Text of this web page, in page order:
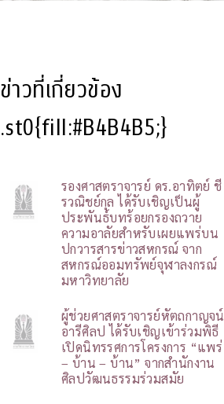
ข่าวที่เกี่ยวข้อง
.st0{fill:#B4B4B5;}
รองศาสตราจารย์ ดร.อาทิตย์ ชี
รวณิชย์กุล ได้รับเชิญเป็นผู้
ประพันธ์บทร้อยกรองถวาย
ความอาลัยสำหรับเผยแพร่บน
ปกวารสารข่าวสหกรณ์ จาก
สหกรณ์ออมทรัพย์จุฬาลงกรณ์
มหาวิทยาลัย
ผู้ช่วยศาสตราจารย์หัตถกาญจน์
อารีศิลป ได้รับเชิญเข้าร่วมพิธี
เปิดนิทรรศการโครงการ “แพร่
– บ้าน – บ้าน” จากสำนักงาน
ศิลปวัฒนธรรมร่วมสมัย